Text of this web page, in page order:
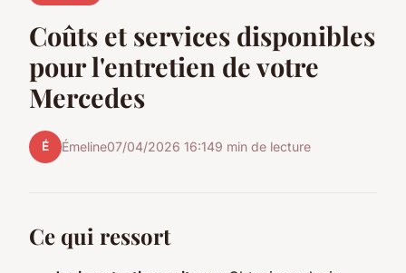
Coûts et services disponibles
pour l'entretien de votre
Mercedes
É Émeline07/04/2026 16:149 min de lecture
Ce qui ressort